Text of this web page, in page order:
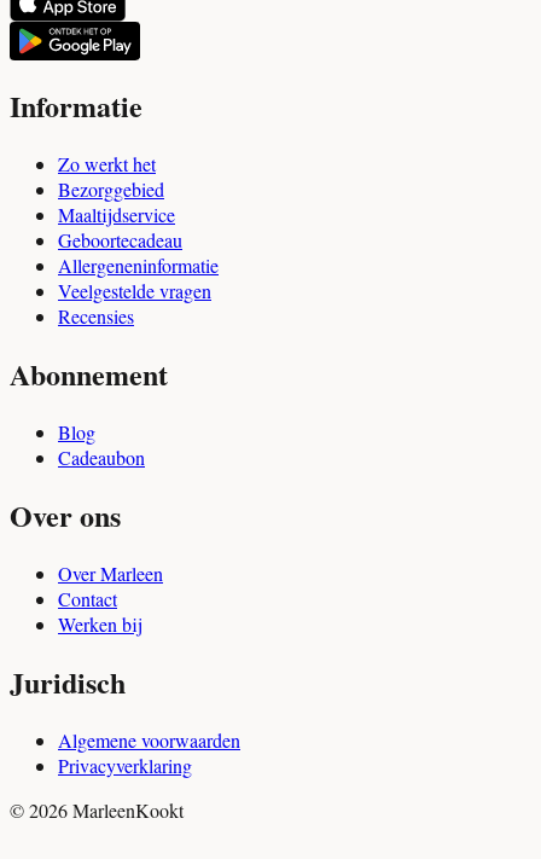
Informatie
Zo werkt het
Bezorggebied
Maaltijdservice
Geboortecadeau
Allergeneninformatie
Veelgestelde vragen
Recensies
Abonnement
Blog
Cadeaubon
Over ons
Over Marleen
Contact
Werken bij
Juridisch
Algemene voorwaarden
Privacyverklaring
© 2026 MarleenKookt